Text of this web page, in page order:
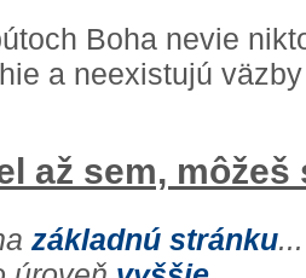
Boha nevie
a neexistujú
až sem,
základnú stránku...